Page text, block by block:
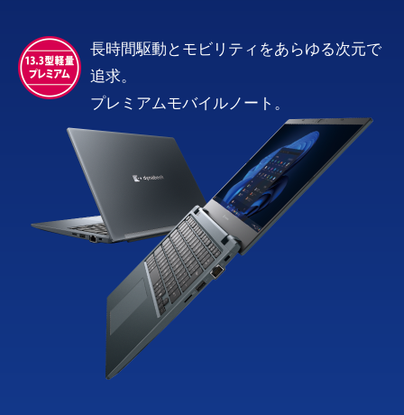
長時間駆動とモビリティをあらゆる次元で
追求。
プレミアムモバイルノート。